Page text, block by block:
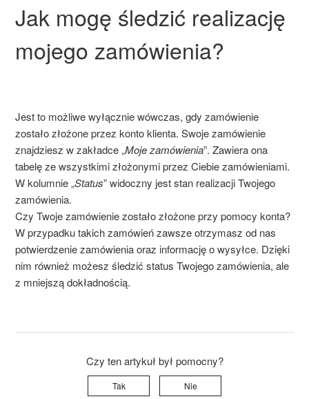
Jak mogę śledzić realizację
mojego zamówienia?
Jest to możliwe wyłącznie wówczas, gdy zamówienie
zostało złożone przez konto klienta. Swoje zamówienie
znajdziesz w zakładce „Moje zamówienia”. Zawiera ona
tabelę ze wszystkimi złożonymi przez Ciebie zamówieniami.
W kolumnie „Status” widoczny jest stan realizacji Twojego
zamówienia.
Czy Twoje zamówienie zostało złożone przy pomocy konta?
W przypadku takich zamówień zawsze otrzymasz od nas
potwierdzenie zamówienia oraz informację o wysyłce. Dzięki
nim również możesz śledzić status Twojego zamówienia, ale
z mniejszą dokładnością.
Czy ten artykuł był pomocny?
Tak Nie